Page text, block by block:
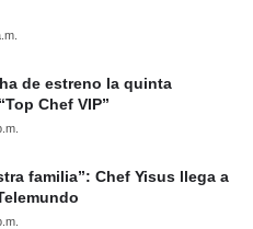
de estreno la quinta
Chef VIP”
familia”: Chef Yisus llega a